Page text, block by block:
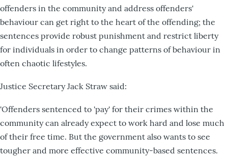
offenders in the community and address offenders'
behaviour can get right to the heart of the offending; the
sentences provide robust punishment and restrict liberty
for individuals in order to change patterns of behaviour in
often chaotic lifestyles.
Justice Secretary Jack Straw said:
'Offenders sentenced to 'pay' for their crimes within the
community can already expect to work hard and lose much
of their free time. But the government also wants to see
tougher and more effective community-based sentences.